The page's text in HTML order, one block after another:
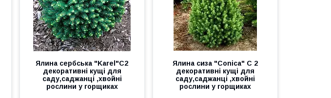
Ялина сербська "Karel"С2
декоративні кущі для
саду,саджанці ,хвойні
рослини у горщиках
Ялина сиза "Conica" С 2
декоративні кущі для
саду,саджанці ,хвойні
рослини у горщиках